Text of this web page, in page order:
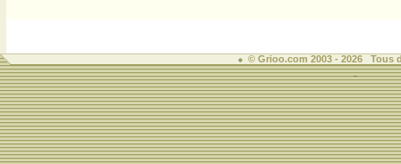
© Grioo.com 2003 - 2026 Tous